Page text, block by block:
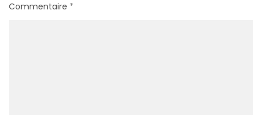
Commentaire *